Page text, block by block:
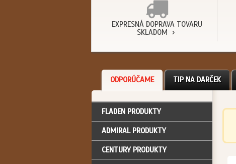
EXPRESNÁ DOPRAVA TOVARU
SKLADOM
ODPORÚČAME TIP NA DARČEK
FLADEN PRODUKTY
ADMIRAL PRODUKTY
CENTURY PRODUKTY